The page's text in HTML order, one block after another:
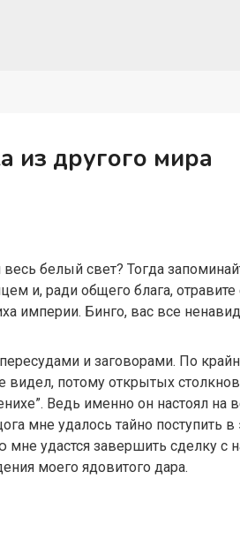
из другого мира
весь белый свет? Тогда
и, ради общего блага,
империи. Бинго, вас все
и заговорами. По
видел, потому открытых
Ведь именно он настоял
мне удалось тайно поступить
удастся завершить сделку с
моего ядовитого дара.